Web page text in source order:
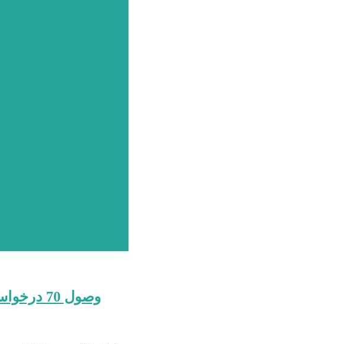
وصول 70 درخواست مردمی در سفر رئیس قوه قضائیه به البرز/هشت هزار چاه غیرمجاز در استان